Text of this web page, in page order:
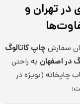
تهران و
سفارشچاپ کاتالوگ
در اصفهان به راحتی
چاپخانه (بویژه در